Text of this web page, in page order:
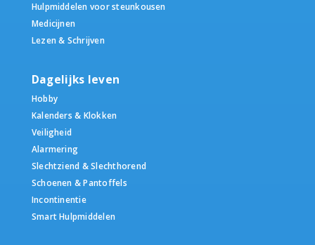
Hulpmiddelen voor steunkousen
Medicijnen
Lezen & Schrijven
Dagelijks leven
Hobby
Kalenders & Klokken
Veiligheid
Alarmering
Slechtziend & Slechthorend
Schoenen & Pantoffels
Incontinentie
Smart Hulpmiddelen